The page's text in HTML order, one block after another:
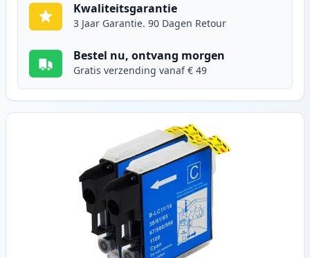
Kwaliteitsgarantie
3 Jaar Garantie. 90 Dagen Retour
Bestel nu, ontvang morgen
Gratis verzending vanaf € 49